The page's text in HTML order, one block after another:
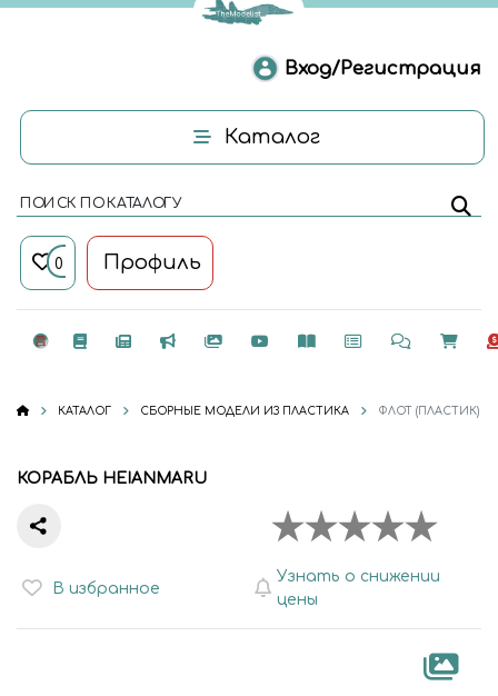
Вход/Регистрация
Каталог
ПОИСК ПО КАТАЛОГУ
0 Профиль
КАТАЛОГ СБОРНЫЕ МОДЕЛИ ИЗ ПЛАСТИКА ФЛОТ (ПЛАСТИК)
КОРАБЛЬ HEIANMARU
В избранное
Узнать о снижении
цены